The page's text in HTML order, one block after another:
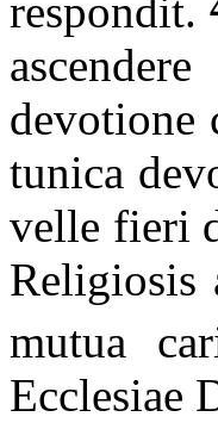
respondit.
devotione
tunica
velle fieri
Religiosis
mutua
Ecclesiae